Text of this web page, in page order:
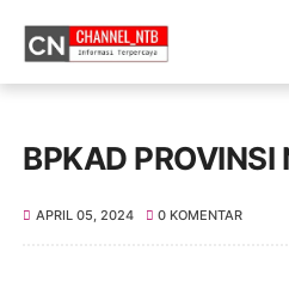
BPKAD PROVINSI
APRIL 05, 2024 0 KOMENTAR